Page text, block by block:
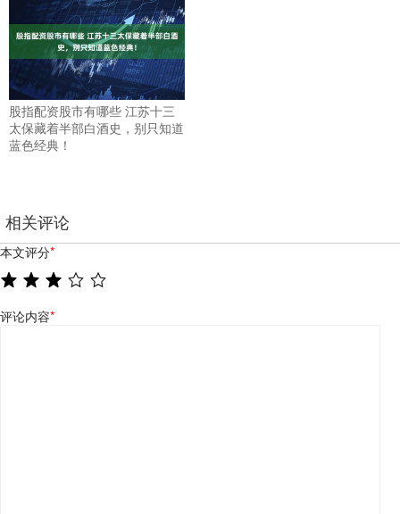
股指配资股市有哪些 江苏十三
太保藏着半部白酒史，别只知道
蓝色经典！
相关评论
本文评分*
评论内容*